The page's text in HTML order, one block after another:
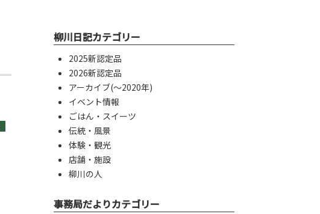
柳川日記カテゴリー
2025新認定品
2026新認定品
アーカイブ(〜2020年)
イベント情報
ごはん・スイーツ
伝統・風景
体験・観光
店舗・施設
柳川の人
事務局だよりカテゴリー